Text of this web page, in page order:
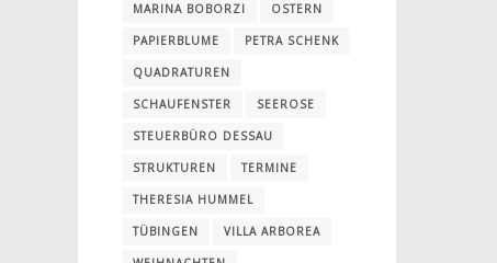
MARINA BOBORZI OSTERN
PAPIERBLUME PETRA SCHENK
QUADRATUREN
SCHAUFENSTER SEEROSE
STEUERBÜRO DESSAU
STRUKTUREN TERMINE
THERESIA HUMMEL
TÜBINGEN VILLA ARBOREA